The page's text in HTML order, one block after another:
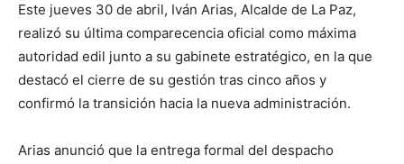
Este jueves 30 de abril, Iván Arias, Alcalde de La Paz,
realizó su última comparecencia oficial como máxima
autoridad edil junto a su gabinete estratégico, en la que
destacó el cierre de su gestión tras cinco años y
confirmó la transición hacia la nueva administración.
Arias anunció que la entrega formal del despacho